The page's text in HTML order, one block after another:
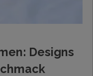
Designs